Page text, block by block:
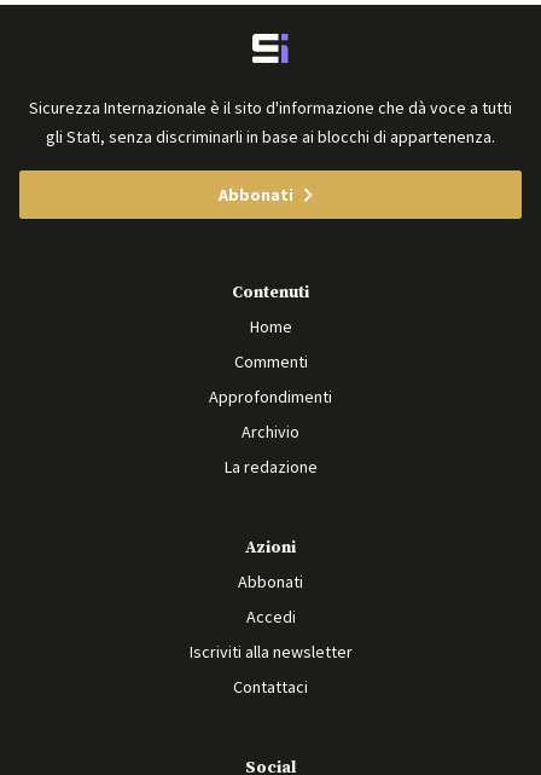
Sicurezza Internazionale è il sito d'informazione che dà voce a tutti
gli Stati, senza discriminarli in base ai blocchi di appartenenza.
Abbonati
Contenuti
Home
Commenti
Approfondimenti
Archivio
La redazione
Azioni
Abbonati
Accedi
Iscriviti alla newsletter
Contattaci
Social